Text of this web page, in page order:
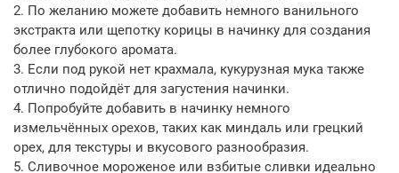
2. По желанию можете добавить немного ванильного
экстракта или щепотку корицы в начинку для создания
более глубокого аромата.
3. Если под рукой нет крахмала, кукурузная мука также
отлично подойдёт для загустения начинки.
4. Попробуйте добавить в начинку немного
измельчённых орехов, таких как миндаль или грецкий
орех, для текстуры и вкусового разнообразия.
5. Сливочное мороженое или взбитые сливки идеально